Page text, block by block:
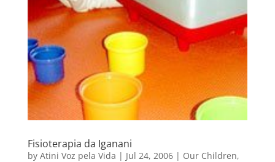
Fisioterapia da Iganani
by Atini Voz pela Vida | Jul 24, 2006| Our Children,